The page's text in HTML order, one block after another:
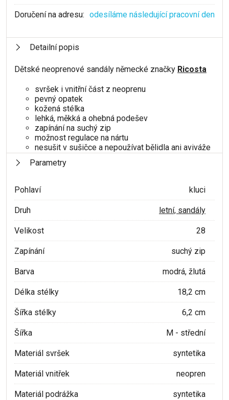
Doručení na adresu: odesíláme následující pracovní den
Detailní popis
Dětské neoprenové sandály německé značky Ricosta
svršek i vnitřní část z neoprenu
pevný opatek
kožená stélka
lehká, měkká a ohebná podešev
zapínání na suchý zip
možnost regulace na nártu
nesušit v sušičce a nepoužívat bělidla ani aviváže
Parametry
Pohlaví kluci
Druh letní, sandály
Velikost 28
Zapínání suchý zip
Barva modrá, žlutá
Délka stélky 18,2 cm
Šířka stélky 6,2 cm
Šířka M - střední
Materiál svršek syntetika
Materiál vnitřek neopren
Materiál podrážka syntetika